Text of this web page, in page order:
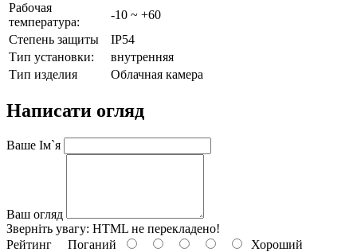
Рабочая
температура:
-10 ~ +60
Степень защиты
IP54
Тип установки:
внутренняя
Тип изделия
Облачная камера
Написати огляд
Ваше Ім`я
Ваш огляд
Зверніть увагу: HTML не перекладено!
Рейтинг Поганий Хороший